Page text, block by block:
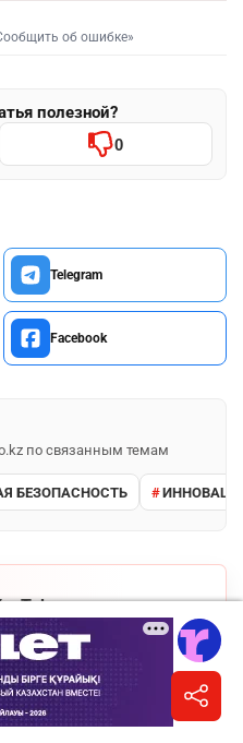
об ошибке»
полезной?
0
Telegram
Facebook
по связанным темам
БЕЗОПАСНОСТЬ
важных событий.